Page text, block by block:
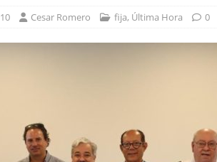
Cesar Romero fija, Última Hora 0